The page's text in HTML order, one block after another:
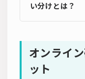
い分けとは？
オンライ
ット